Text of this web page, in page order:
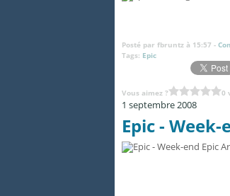
Posté par fbruntz à 15:57 -
Tags: Epic
Vous aimez ? 0
1 septembre 2008
Epic -